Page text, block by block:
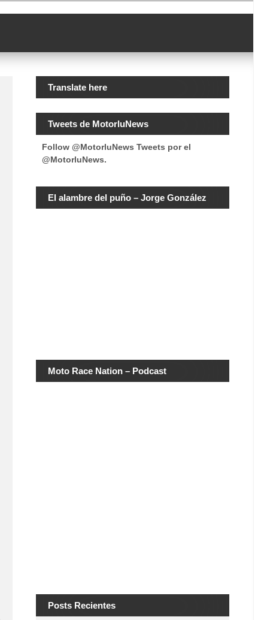
Translate here
Tweets de MotorluNews
Follow @MotorluNews Tweets por el
@MotorluNews.
El alambre del puño – Jorge González
Moto Race Nation – Podcast
Posts Recientes